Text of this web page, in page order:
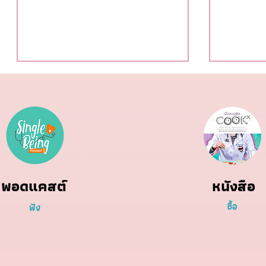
สุขภาพดีต้อนรับ #ตรุษจีน ปีนี้ให้
ครบทั้งสามวัน!
ฉลากโภช
พอดแคสต์
ฟัง
หนังสือ
ซื้อ